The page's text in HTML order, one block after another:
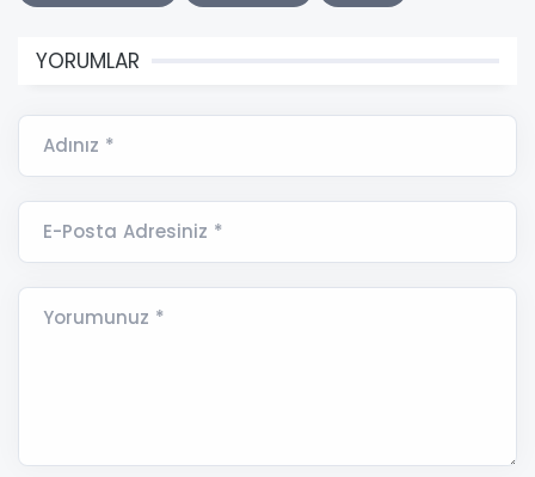
YORUMLAR
Adınız *
E-Posta Adresiniz *
Yorumunuz *